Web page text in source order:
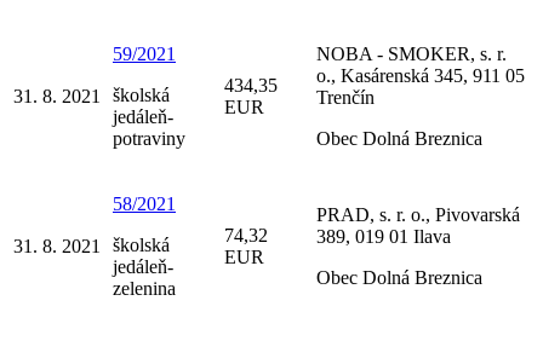
31. 8. 2021
59/2021
školská
jedáleň-
potraviny
434,35
EUR
NOBA - SMOKER, s. r.
o., Kasárenská 345, 911 05
Trenčín
Obec Dolná Breznica
31. 8. 2021
58/2021
školská
jedáleň-
zelenina
74,32
EUR
PRAD, s. r. o., Pivovarská
389, 019 01 Ilava
Obec Dolná Breznica